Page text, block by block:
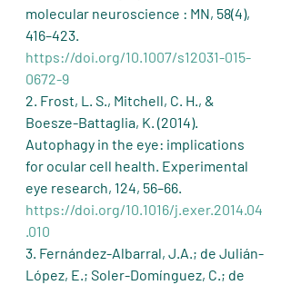
molecular neuroscience : MN, 58(4),
416–423.
https://doi.org/10.1007/s12031-015-
0672-9
2. Frost, L. S., Mitchell, C. H., &
Boesze-Battaglia, K. (2014).
Autophagy in the eye: implications
for ocular cell health. Experimental
eye research, 124, 56–66.
https://doi.org/10.1016/j.exer.2014.04
.010
3. Fernández-Albarral, J.A.; de Julián-
López, E.; Soler-Domínguez, C.; de